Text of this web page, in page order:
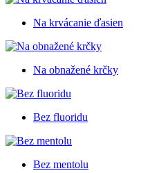
Na krvácanie ďasien
Na obnažené krčky
Bez fluoridu
Bez mentolu